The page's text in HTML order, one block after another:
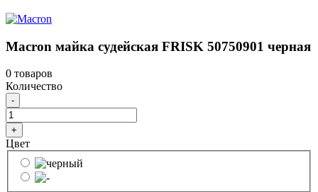
Macron майка судейская FRISK 50750901 черная
0 товаров
Количество
-
+
Цвет